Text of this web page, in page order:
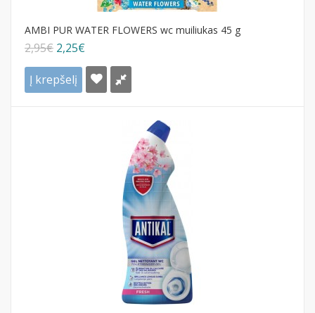
AMBI PUR WATER FLOWERS wc muiliukas 45 g
2,95€ 2,25€
Į krepšelį